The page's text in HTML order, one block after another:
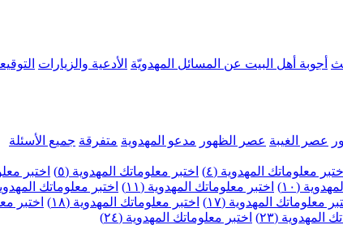
أجوبة أهل البيت عن المسائل المهدويّة الأدعية والزيارات
عصر الغيبة عصر الظهور مدعو المهدوية متفرقة جميع الأسئلة
اختبر معلوماتك المهدوية (٤) اختبر معلوماتك المهدوية (٥) اختبر
(١٠) اختبر معلوماتك المهدوية (١١) اختبر معلوماتك المهدوية
معلوماتك المهدوية (١٧) اختبر معلوماتك المهدوية (١٨) اختبر
المهدوية (٢٣)
اختبر معلوماتك المهدوية (٢٤)